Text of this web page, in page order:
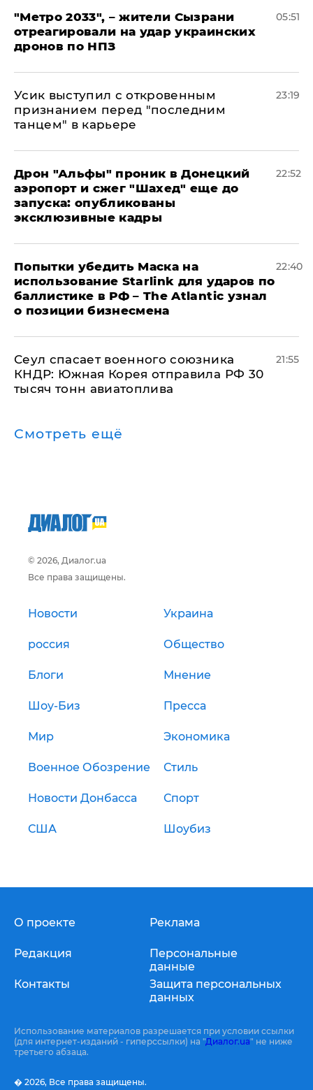
"Метро 2033", – жители Сызрани
отреагировали на удар украинских
дронов по НПЗ
05:51
Усик выступил с откровенным
признанием перед "последним
танцем" в карьере
23:19
Дрон "Альфы" проник в Донецкий
аэропорт и сжег "Шахед" еще до
запуска: опубликованы
эксклюзивные кадры
22:52
Попытки убедить Маска на
использование Starlink для ударов по
баллистике в РФ – The Atlantic узнал
о позиции бизнесмена
22:40
​Сеул спасает военного союзника
КНДР: Южная Корея отправила РФ 30
тысяч тонн авиатоплива
21:55
Смотреть ещё
© 2026, Диалог.ua
Все права защищены.
Новости Украина
россия Общество
Блоги Мнение
Шоу-Биз Пресса
Мир Экономика
Военное Обозрение Стиль
Новости Донбасса Спорт
США Шоубиз
О проекте
Редакция
Контакты
Реклама
Персональные
данные
Защита персональных
данных
Использование материалов разрешается при условии ссылки
(для интернет-изданий - гиперссылки) на "Диалог.ua" не ниже
третьего абзаца.
� 2026, Все права защищены.